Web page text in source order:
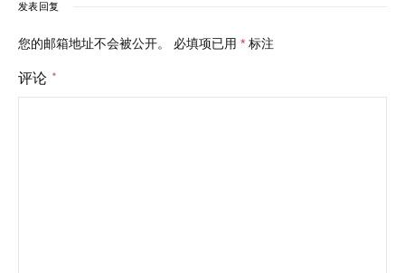
发表回复
您的邮箱地址不会被公开。 必填项已用 * 标注
评论 *